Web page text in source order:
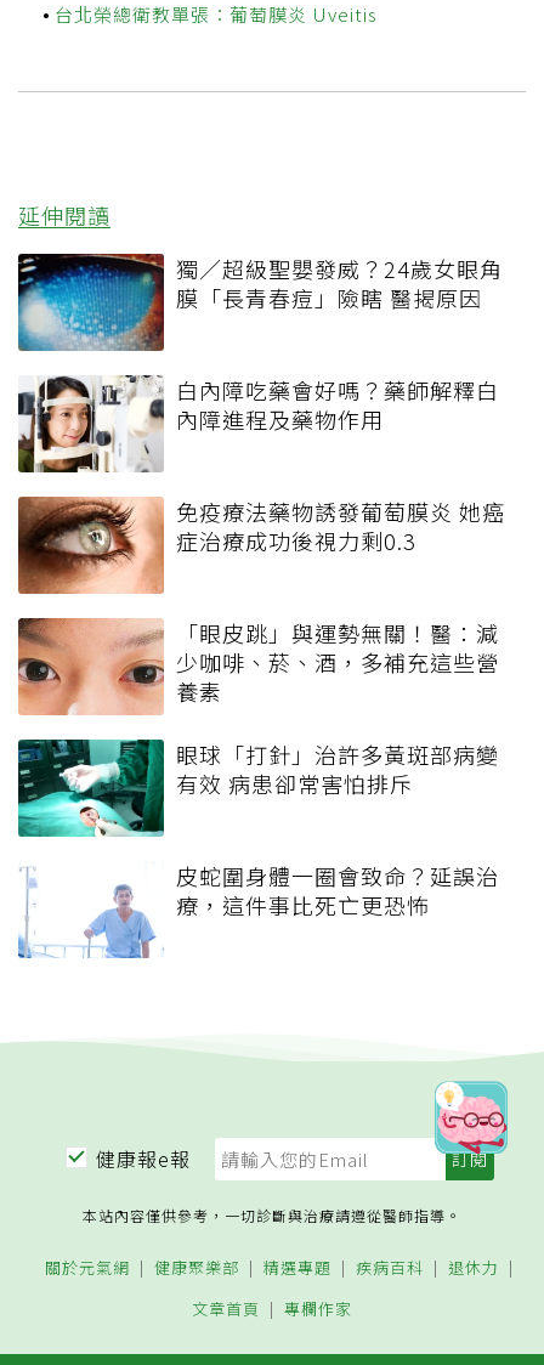
台北榮總衛教單張：葡萄膜炎 Uveitis
延伸閱讀
獨／超級聖嬰發威？24歲女眼角
膜「長青春痘」險瞎 醫揭原因
白內障吃藥會好嗎？藥師解釋白
內障進程及藥物作用
免疫療法藥物誘發葡萄膜炎 她癌
症治療成功後視力剩0.3
「眼皮跳」與運勢無關！醫：減
少咖啡、菸、酒，多補充這些營
養素
眼球「打針」治許多黃斑部病變
有效 病患卻常害怕排斥
皮蛇圍身體一圈會致命？延誤治
療，這件事比死亡更恐怖
健康報e報
本站內容僅供參考，一切診斷與治療請遵從醫師指導。
關於元氣網 健康聚樂部 精選專題 疾病百科
退休力
文章首頁
專欄作家